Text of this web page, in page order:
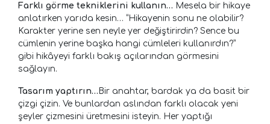
Farklı görme tekniklerini kullanın… Mesela bir hikaye
anlatırken yarıda kesin… “Hikayenin sonu ne olabilir?
Karakter yerine sen neyle yer değiştirirdin? Sence bu
cümlenin yerine başka hangi cümleleri kullanırdın?”
gibi hikâyeyi farklı bakış açılarından görmesini
sağlayın.
Tasarım yaptırın… Bir anahtar, bardak ya da basit bir
çizgi çizin. Ve bunlardan aslından farklı olacak yeni
şeyler çizmesini üretmesini isteyin. Her yaptığı